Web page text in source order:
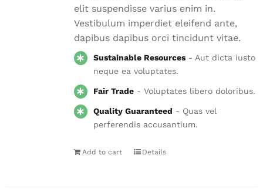
elit suspendisse varius enim in.
Vestibulum imperdiet eleifend ante,
dapibus dapibus orci tincidunt vitae.
Sustainable Resources - Aut dicta iusto
neque ea voluptates.
Fair Trade - Voluptates libero doloribus.
Quality Guaranteed - Quas vel
perferendis accusantium.
Add to cart Details